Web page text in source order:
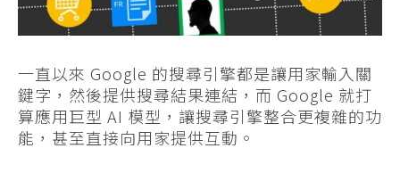
一直以來 Google 的搜尋引擎都是讓用家輸入關
鍵字，然後提供搜尋結果連結，而 Google 就打
算應用巨型 AI 模型，讓搜尋引擎整合更複雜的功
能，甚至直接向用家提供互動。